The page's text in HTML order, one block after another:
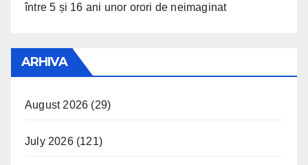
între 5 și 16 ani unor orori de neimaginat
ARHIVA
August 2026 (29)
July 2026(121)